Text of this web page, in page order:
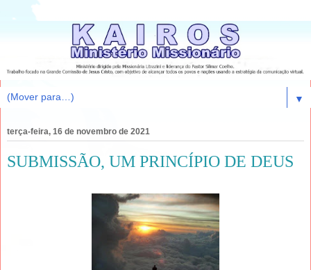
▼
terça-feira, 16 de novembro de 2021
SUBMISSÃO, UM PRINCÍPIO DE DEUS